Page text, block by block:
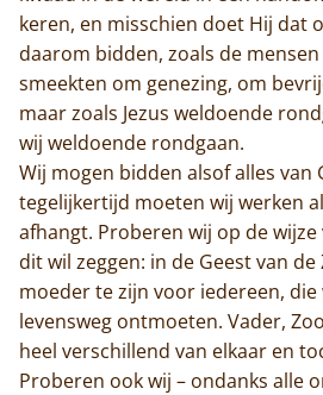
Monnik
Contact
keren, en misschien doet Hij dat
daarom bidden, zoals de mensen
smeekten om genezing, om
maar zoals Jezus weldoende
wij weldoende rondgaan.
Wij mogen bidden alsof alles van
tegelijkertijd moeten wij werken
afhangt. Proberen wij op de wijze
dit wil zeggen: in de Geest van
moeder te zijn voor iedereen, die
levensweg ontmoeten. Vader,
heel verschillend van elkaar en
Proberen ook wij – ondanks alle